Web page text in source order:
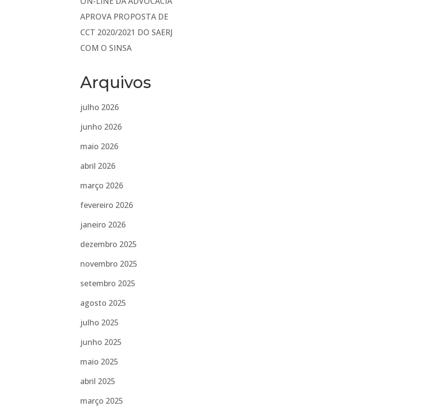
APROVA PROPOSTA DE
CCT 2020/2021 DO SAERJ
COM O SINSA
Arquivos
julho 2026
junho 2026
maio 2026
abril 2026
março 2026
fevereiro 2026
janeiro 2026
dezembro 2025
novembro 2025
setembro 2025
agosto 2025
julho 2025
junho 2025
maio 2025
abril 2025
março 2025